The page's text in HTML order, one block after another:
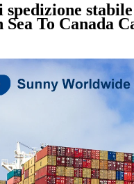
spedizione
Sea To Canada